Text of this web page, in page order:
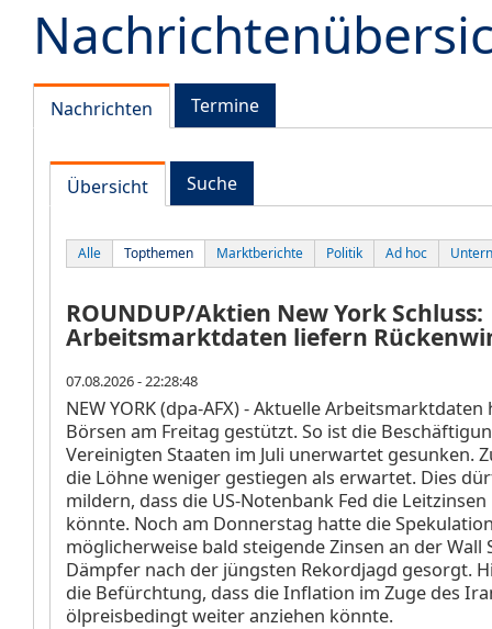
Nachrichten Termine
Übersicht Suche
Alle Topthemen Marktberichte Politik Ad hoc
ROUNDUP/Aktien New York Schluss:
Arbeitsmarktdaten liefern
07.08.2026 - 22:28:48
NEW YORK (dpa-AFX) - Aktuelle Arbeitsmarktdaten
Börsen am Freitag gestützt. So ist die
Vereinigten Staaten im Juli unerwartet gesunken.
die Löhne weniger gestiegen als erwartet. Dies
mildern, dass die US-Notenbank Fed die
könnte. Noch am Donnerstag hatte die
möglicherweise bald steigende Zinsen an der Wall
Dämpfer nach der jüngsten Rekordjagd gesorgt.
die Befürchtung, dass die Inflation im Zuge des
ölpreisbedingt weiter anziehen könnte.